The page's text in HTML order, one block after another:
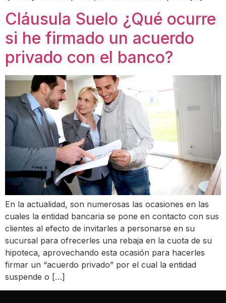
Cláusula Suelo ¿Qué ocurre
si he firmado un acuerdo
privado con el banco?
En la actualidad, son numerosas las ocasiones en las
cuales la entidad bancaria se pone en contacto con sus
clientes al efecto de invitarles a personarse en su
sucursal para ofrecerles una rebaja en la cuota de su
hipoteca, aprovechando esta ocasión para hacerles
firmar un “acuerdo privado” por el cual la entidad
suspende o […]